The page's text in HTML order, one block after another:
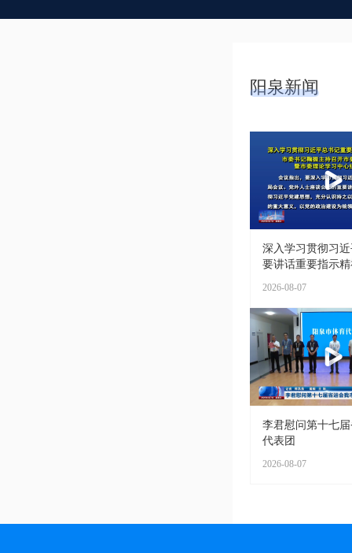
阳泉新闻
深入学习贯彻习
要讲话重要指示
2026-08-07
李君慰问第十七
代表团
2026-08-07